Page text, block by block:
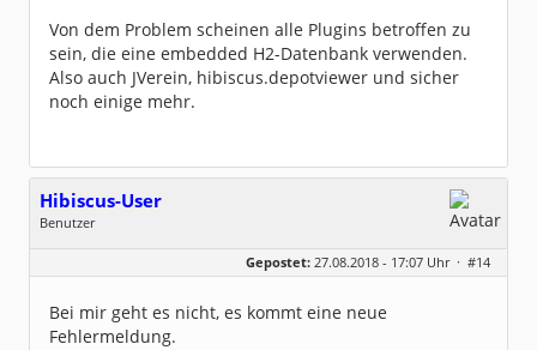
Von dem Problem scheinen alle Plugins betroffen zu
sein, die eine embedded H2-Datenbank verwenden.
Also auch JVerein, hibiscus.depotviewer und sicher
noch einige mehr.
Hibiscus-User
Benutzer
Dabei seit:
12 / 2006
Gepostet: 27.08.2018 - 17:07 Uhr · #14
Bei mir geht es nicht, es kommt eine neue
Fehlermeldung.